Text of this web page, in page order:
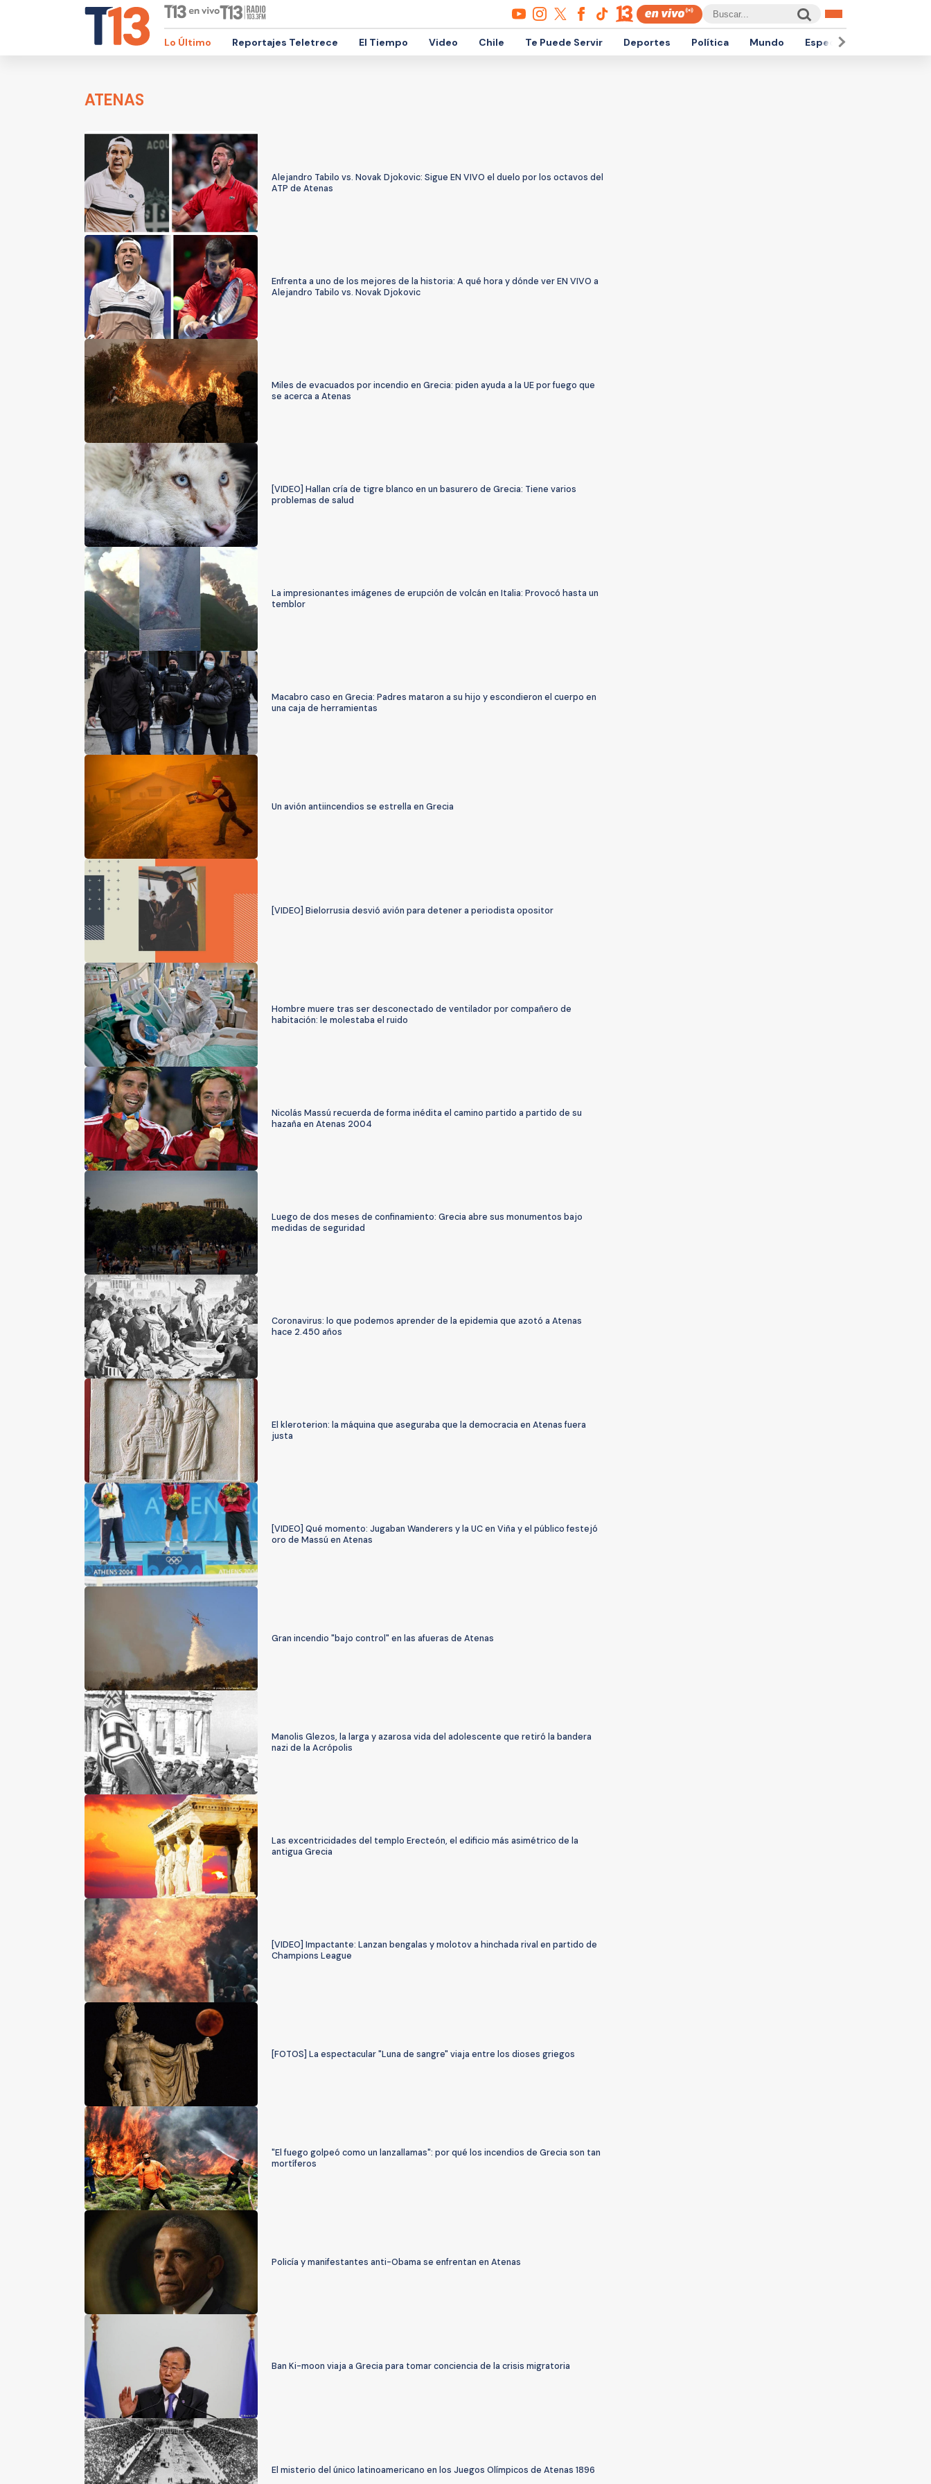
Lo Último Reportajes Teletrece El Tiempo Video Chile Te Puede Servir Deportes Política Mundo Espectáculos
ATENAS
Alejandro Tabilo vs. Novak Djokovic: Sigue EN VIVO el duelo por los octavos del
ATP de Atenas
Enfrenta a uno de los mejores de la historia: A qué hora y dónde ver EN VIVO a
Alejandro Tabilo vs. Novak Djokovic
Miles de evacuados por incendio en Grecia: piden ayuda a la UE por fuego que
se acerca a Atenas
[VIDEO] Hallan cría de tigre blanco en un basurero de Grecia: Tiene varios
problemas de salud
La impresionantes imágenes de erupción de volcán en Italia: Provocó hasta un
temblor
Macabro caso en Grecia: Padres mataron a su hijo y escondieron el cuerpo en
una caja de herramientas
Un avión antiincendios se estrella en Grecia
[VIDEO] Bielorrusia desvió avión para detener a periodista opositor
Hombre muere tras ser desconectado de ventilador por compañero de
habitación: le molestaba el ruido
Nicolás Massú recuerda de forma inédita el camino partido a partido de su
hazaña en Atenas 2004
Luego de dos meses de confinamiento: Grecia abre sus monumentos bajo
medidas de seguridad
Coronavirus: lo que podemos aprender de la epidemia que azotó a Atenas
hace 2.450 años
El kleroterion: la máquina que aseguraba que la democracia en Atenas fuera
justa
[VIDEO] Qué momento: Jugaban Wanderers y la UC en Viña y el público festejó
oro de Massú en Atenas
Gran incendio "bajo control" en las afueras de Atenas
Manolis Glezos, la larga y azarosa vida del adolescente que retiró la bandera
nazi de la Acrópolis
Las excentricidades del templo Erecteón, el edificio más asimétrico de la
antigua Grecia
[VIDEO] Impactante: Lanzan bengalas y molotov a hinchada rival en partido de
Champions League
[FOTOS] La espectacular "Luna de sangre" viaja entre los dioses griegos
"El fuego golpeó como un lanzallamas": por qué los incendios de Grecia son tan
mortíferos
Policía y manifestantes anti-Obama se enfrentan en Atenas
Ban Ki-moon viaja a Grecia para tomar conciencia de la crisis migratoria
El misterio del único latinoamericano en los Juegos Olímpicos de Atenas 1896